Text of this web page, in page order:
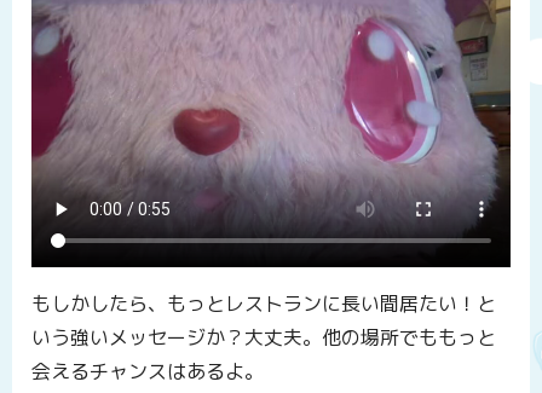
もしかしたら、もっとレストランに長い間居たい！と
いう強いメッセージか？大丈夫。他の場所でももっと
会えるチャンスはあるよ。